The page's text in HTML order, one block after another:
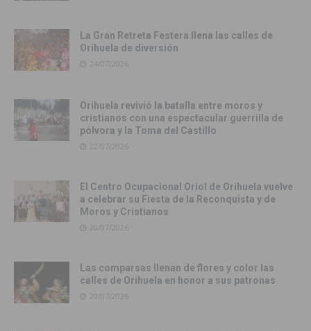
La Gran Retreta Festera llena las calles de
Orihuela de diversión
24/07/2026
Orihuela revivió la batalla entre moros y
cristianos con una espectacular guerrilla de
pólvora y la Toma del Castillo
22/07/2026
El Centro Ocupacional Oriol de Orihuela vuelve
a celebrar su Fiesta de la Reconquista y de
Moros y Cristianos
20/07/2026
Las comparsas llenan de flores y color las
calles de Orihuela en honor a sus patronas
20/07/2026